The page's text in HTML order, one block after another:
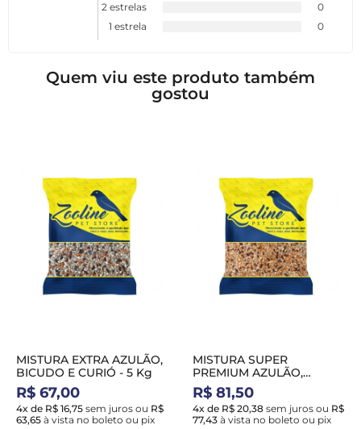
2 estrelas
0
1 estrela
0
Quem viu este produto também
gostou
MISTURA EXTRA AZULÃO,
BICUDO E CURIÓ - 5 Kg
R$ 67,00
4x de R$ 16,75 sem juros ou R$
63,65 à vista no boleto ou pix
MISTURA SUPER
PREMIUM AZULÃO,
BICUDO E CURIÓ - 5 Kg
R$ 81,50
4x de R$ 20,38 sem juros ou R$
77,43 à vista no boleto ou pix